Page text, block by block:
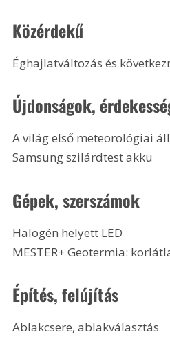
Közérdekű
Éghajlatváltozás és
Újdonságok,
A világ első meteorológiai
Samsung szilárdtest akku
Gépek, szerszámok
Halogén helyett LED
MESTER+ Geotermia:
Építés, felújítás
Ablakcsere, ablakválasztás